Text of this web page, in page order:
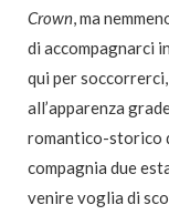
Crown, ma
di accompagnarci
qui per
all’apparenza
romantico-storico
compagnia due
venire voglia di